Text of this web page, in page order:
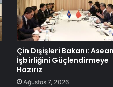
Çin Dışişleri Bakanı:
İşbirliğini Güçlendirmeye
Hazırız
Ağustos 7, 2026